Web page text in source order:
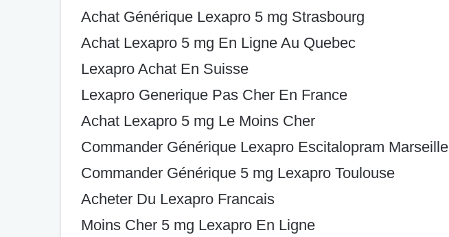
Achat Générique Lexapro 5 mg Strasbourg
Achat Lexapro 5 mg En Ligne Au Quebec
Lexapro Achat En Suisse
Lexapro Generique Pas Cher En France
Achat Lexapro 5 mg Le Moins Cher
Commander Générique Lexapro Escitalopram Marseille
Commander Générique 5 mg Lexapro Toulouse
Acheter Du Lexapro Francais
Moins Cher 5 mg Lexapro En Ligne